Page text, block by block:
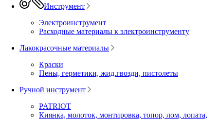
Инструмент
Электроинструмент
Расходные материалы к электроинструменту
Лакокрасочные материалы
Краски
Пены, герметики, жид.гвозди, пистолеты
Ручной инструмент
PATRIOT
Киянка, молоток, монтировка, топор, лом, лопата,